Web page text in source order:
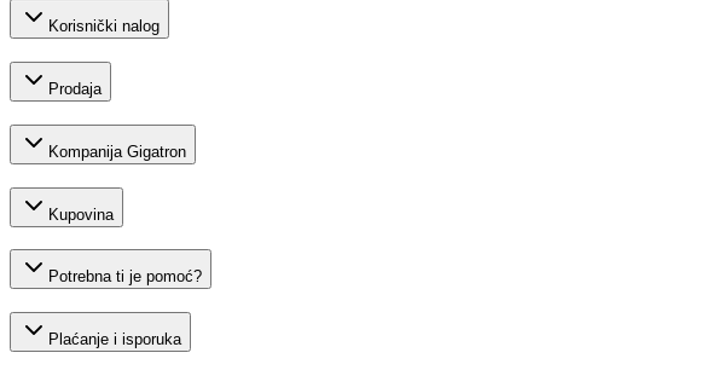
Korisnički nalog
Prodaja
Kompanija Gigatron
Kupovina
Potrebna ti je pomoć?
Plaćanje i isporuka